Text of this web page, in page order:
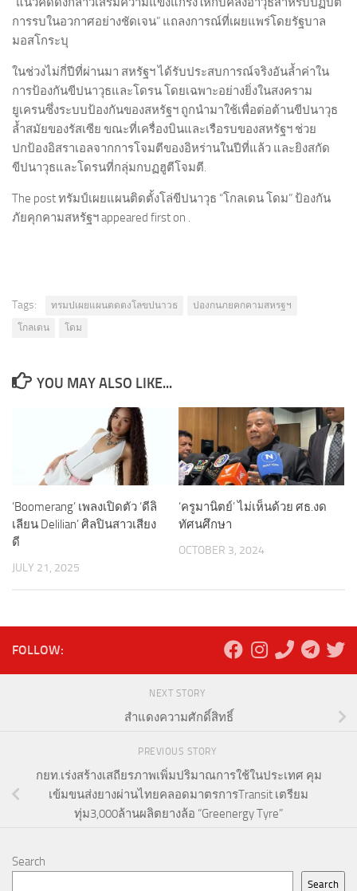
การรบในอวกาศอย่างชัดเจน” แถลงการณ์ที่เผยแพร่โดยรัฐบาล
มอสโกระบุ
ในช่วงไม่กี่ปีที่ผ่านมา สหรัฐฯ ได้รับประสบการณ์จริงอันล้ำค่าใน
การป้องกันขีปนาวุธและโดรน โดยเฉพาะอย่างยิ่งในสงคราม
ยูเครนซึ่งระบบป้องกันของสหรัฐฯ ถูกนำมาใช้เพื่อต่อต้านขีปนาวุธ
ล้ำสมัยของรัสเซีย ขณะที่เครื่องบินและเรือรบของสหรัฐฯ ช่วย
ปกป้องอิสราเอลจากการโจมตีของอิหร่านในปีที่แล้ว และยิงสกัด
ขีปนาวุธและโดรนที่กลุ่มกบฏฮูตีโจมตี.
The post ทรัมป์เผยแผนติดตั้งโล่ขีปนาวุธ “โกลเดน โดม” ป้องกัน
ภัยคุกคามสหรัฐฯ appeared first on .
Tags: ทรมปเผยแผนตดตงโลขปนาวธ
ปองกนภยคกคามสหรฐฯ
โกลเดน
โดม
YOU MAY ALSO LIKE...
‘Boomerang’ เพลงเปิดตัว ‘ดีลิ
เลียน Delilian’ ศิลปินสาวเสียง
ดี
JULY 21, 2025
‘ครูมานิตย์’ ไม่เห็นด้วย ศธ.งด
ทัศนศึกษา
OCTOBER 3, 2024
FOLLOW:
NEXT STORY
สำแดงความศักดิ์สิทธิ์
PREVIOUS STORY
กยท.เร่งสร้างเสถียรภาพเพิ่มปริมาณการใช้ในประเทศ คุม
เข้มขนส่งยางผ่านไทยคลอดมาตรการTransit เตรียม
ทุ่ม3,000ล้านผลิตยางล้อ “Greenergy Tyre”
Search
Search